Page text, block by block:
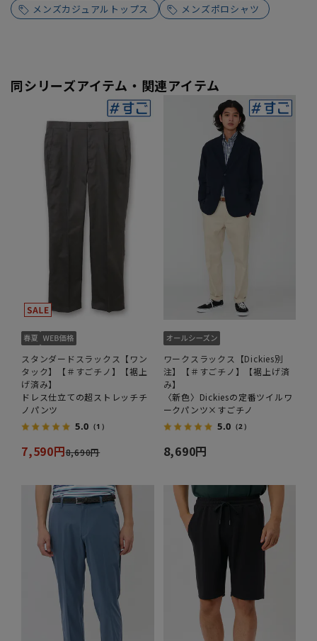
メンズカジュアルトップス メンズポロシャツ
同シリーズアイテム・関連アイテム
スタンダードスラックス【ワン
タック】【＃すごチノ】【裾上
げ済み】
ドレス仕立ての超ストレッチチ
ノパンツ
5.0 （1）
7,590円8,690円
ワークスラックス【Dickies別
注】【＃すごチノ】【裾上げ済
み】
〈新色〉Dickiesの定番ツイルワ
ークパンツ×すごチノ
5.0 （2）
8,690円